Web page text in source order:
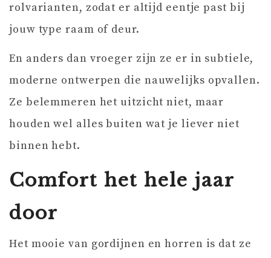
rolvarianten, zodat er altijd eentje past bij
jouw type raam of deur.
En anders dan vroeger zijn ze er in subtiele,
moderne ontwerpen die nauwelijks opvallen.
Ze belemmeren het uitzicht niet, maar
houden wel alles buiten wat je liever niet
binnen hebt.
Comfort het hele jaar
door
Het mooie van gordijnen en horren is dat ze